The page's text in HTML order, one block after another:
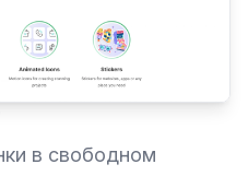
в свободном